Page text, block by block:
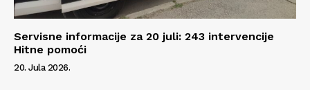
Servisne informacije za 20 juli: 243 intervencije
Hitne pomoći
20. Jula 2026.